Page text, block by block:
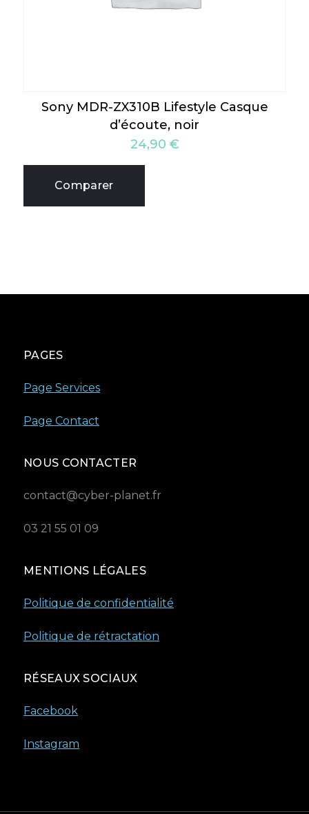
Sony MDR-ZX310B Lifestyle Casque
d’écoute, noir
24,90 €
Comparer
PAGES
Page Services
Page Contact
NOUS CONTACTER
contact@cyber-planet.fr
03 21 55 01 09
MENTIONS LÉGALES
Politique de confidentialité
Politique de rétractation
RÉSEAUX SOCIAUX
Facebook
Instagram